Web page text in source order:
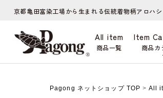
京都亀田富染工場から生まれる伝統着物柄アロハシ
All item
商品一覧
Item
商品カ
Pagong ネットショップ TOP > All